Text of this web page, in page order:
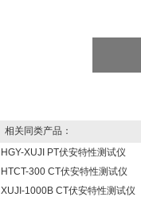
相关同类产品：
HGY-XUJI PT伏安特性测试仪
HTCT-300 CT伏安特性测试仪
XUJI-1000B CT伏安特性测试仪